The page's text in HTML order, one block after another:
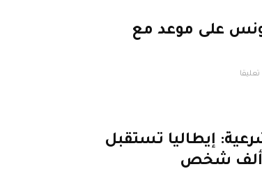
على موعد مع
إيطاليا تستقبل